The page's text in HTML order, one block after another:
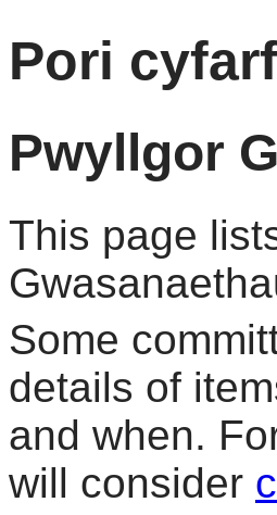
Pori
Pwyllgor
This page
Some
details of
and when.
will consider